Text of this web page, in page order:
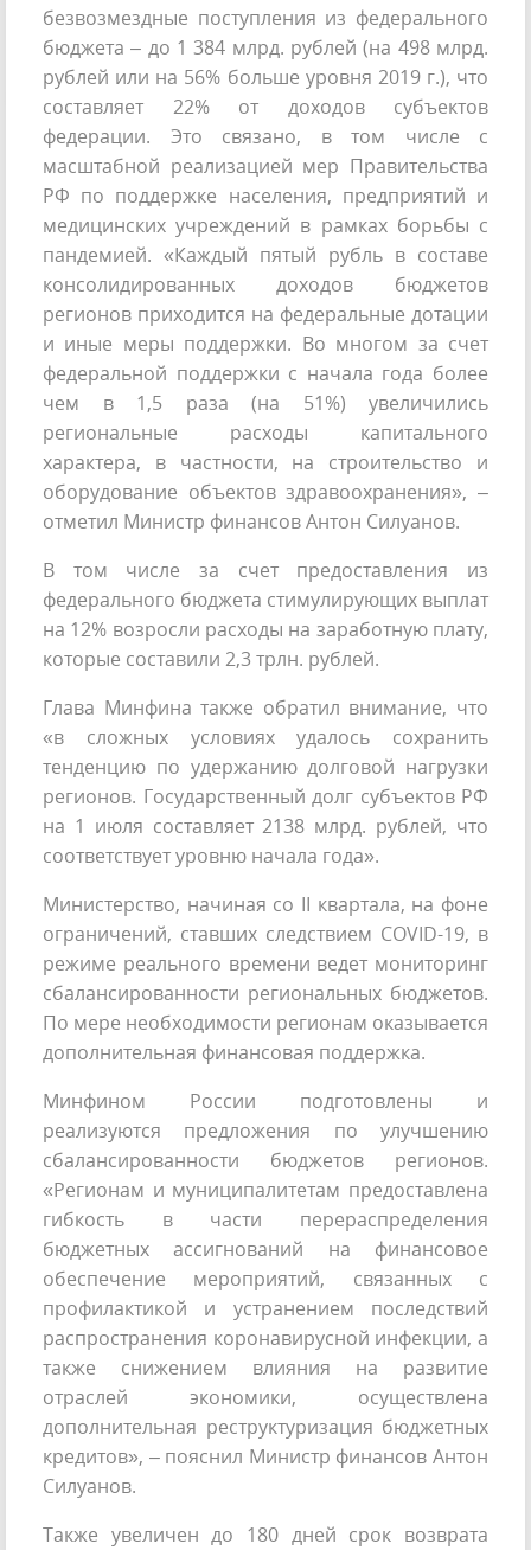
безвозмездные поступления из федерального
бюджета – до 1 384 млрд. рублей (на 498 млрд.
рублей или на 56% больше уровня 2019 г.), что
составляет 22% от доходов субъектов
федерации. Это связано, в том числе с
масштабной реализацией мер Правительства
РФ по поддержке населения, предприятий и
медицинских учреждений в рамках борьбы с
пандемией. «Каждый пятый рубль в составе
консолидированных доходов бюджетов
регионов приходится на федеральные дотации
и иные меры поддержки. Во многом за счет
федеральной поддержки с начала года более
чем в 1,5 раза (на 51%) увеличились
региональные расходы капитального
характера, в частности, на строительство и
оборудование объектов здравоохранения», –
отметил Министр финансов Антон Силуанов.­
В том числе за счет предоставления из
федерального бюджета стимулирующих выплат
на 12% возросли расходы на заработную плату,
которые составили 2,3 трлн. рублей.
Глава Минфина также обратил внимание, что
«в cложных условиях удалось сохранить
тенденцию по удержанию долговой нагрузки
регионов. Государственный долг субъектов РФ
на 1 июля составляет 2138 млрд. рублей, что
соответствует уровню начала года».
Министерство, начиная со II квартала, на фоне
ограничений, ставших следствием COVID-19, в
режиме реального времени ведет мониторинг
сбалансированности региональных бюджетов.
По мере необходимости регионам оказывается
дополнительная финансовая поддержка.
Минфином России подготовлены и
реализуются предложения по улучшению
сбалансированности бюджетов регионов.
«Регионам и муниципалитетам предоставлена
гибкость в части перераспределения
бюджетных ассигнований на финансовое
обеспечение мероприятий, связанных с
профилактикой и устранением последствий
распространения коронавирусной инфекции, а
также снижением влияния на развитие
отраслей экономики, осуществлена
дополнительная реструктуризация бюджетных
кредитов», – пояснил Министр финансов Антон
Силуанов.
Также увеличен до 180 дней срок возврата